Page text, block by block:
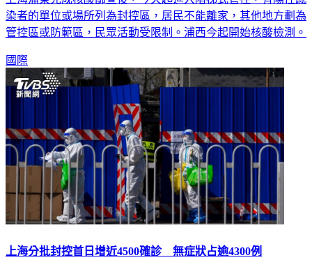
染者的單位或場所列為封控區，居民不能離家，其他地方劃為
管控區或防範區，民眾活動受限制。浦西今起開始核酸檢測。
國際
上海分批封控首日增近4500確診 無症狀占逾4300例